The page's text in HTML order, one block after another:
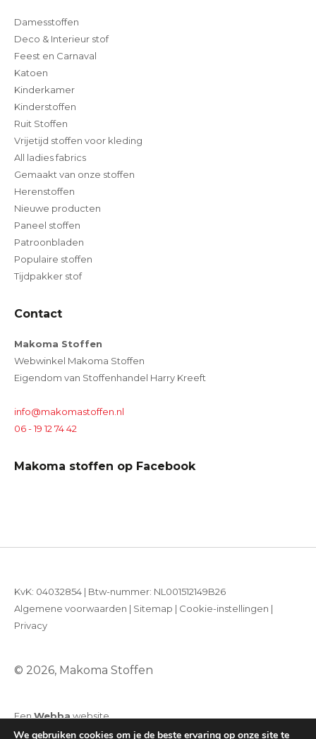
Damesstoffen
Deco & Interieur stof
Feest en Carnaval
Katoen
Kinderkamer
Kinderstoffen
Ruit Stoffen
Vrijetijd stoffen voor kleding
All ladies fabrics
Gemaakt van onze stoffen
Herenstoffen
Nieuwe producten
Paneel stoffen
Patroonbladen
Populaire stoffen
Tijdpakker stof
Contact
Makoma Stoffen
Webwinkel Makoma Stoffen
Eigendom van Stoffenhandel Harry Kreeft
info@makomastoffen.nl
06 - 19 12 74 42
Makoma stoffen op Facebook
© 2026, Makoma Stoffen
KvK: 04032854 | Btw-nummer: NL001512149B26
Algemene voorwaarden | Sitemap | Cookie-instellingen |
Privacy
EenWebbawebsite
We gebruiken cookies om je de beste ervaring op onze site te